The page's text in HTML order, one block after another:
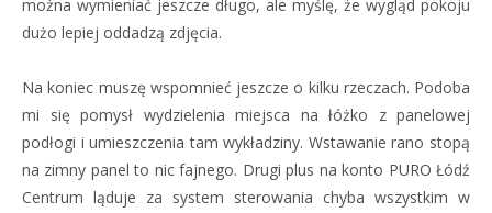
można wymieniać jeszcze długo, ale myślę, że wygląd pokoju
dużo lepiej oddadzą zdjęcia.
Na koniec muszę wspomnieć jeszcze o kilku rzeczach. Podoba
mi się pomysł wydzielenia miejsca na łóżko z panelowej
podłogi i umieszczenia tam wykładziny. Wstawanie rano stopą
na zimny panel to nic fajnego. Drugi plus na konto PURO Łódź
Centrum ląduje za system sterowania chyba wszystkim w